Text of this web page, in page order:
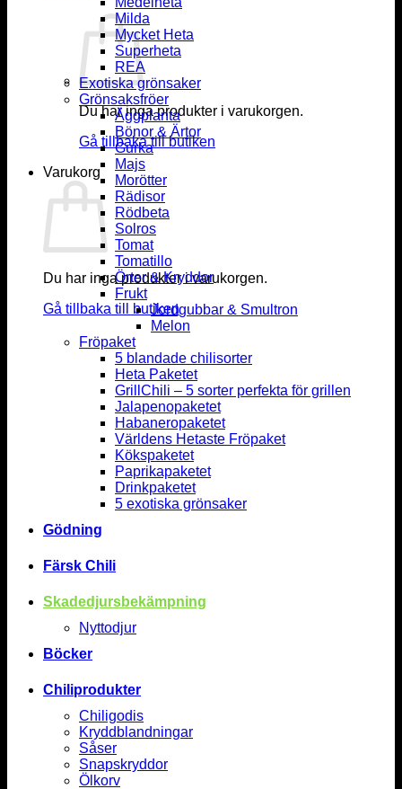
Du har inga produkter i varukorgen.
Gå tillbaka till butiken
Varukorg
Du har inga produkter i varukorgen.
Gå tillbaka till butiken
Milda
Mycket Heta
Superheta
REA
Exotiska grönsaker
Grönsaksfröer
Äggplanta
Bönor & Ärtor
Gurka
Majs
Morötter
Rädisor
Rödbeta
Solros
Tomat
Tomatillo
Örter & Kryddor
Frukt
Jordgubbar & Smultron
Melon
Fröpaket
5 blandade chilisorter
Heta Paketet
GrillChili – 5 sorter perfekta för grillen
Jalapenopaketet
Habaneropaketet
Världens Hetaste Fröpaket
Kökspaketet
Paprikapaketet
Drinkpaketet
5 exotiska grönsaker
Gödning
Färsk Chili
Skadedjursbekämpning
Nyttodjur
Böcker
Chiliprodukter
Chiligodis
Kryddblandningar
Såser
Snapskryddor
Ölkorv